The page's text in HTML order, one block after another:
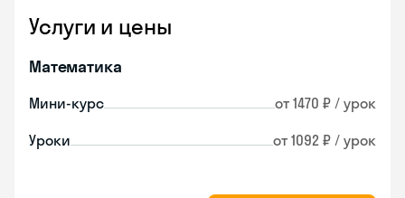
Услуги и цены
Математика
Мини-курс от 1470 ₽ / урок
Уроки от 1092 ₽ / урок